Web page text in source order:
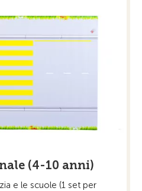
(4-10 anni)
e le scuole (1 set per